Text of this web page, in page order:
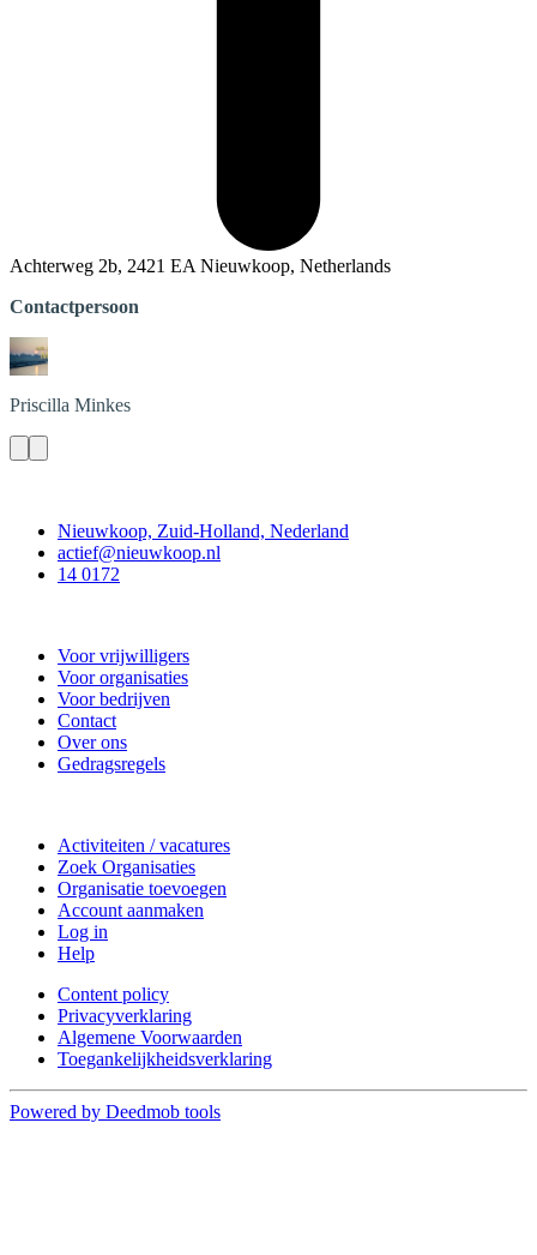
Achterweg 2b, 2421 EA Nieuwkoop, Netherlands
Contactpersoon
Priscilla Minkes
Nieuwkoop, Zuid-Holland, Nederland
actief@nieuwkoop.nl
14 0172
Voor vrijwilligers
Voor organisaties
Voor bedrijven
Contact
Over ons
Gedragsregels
Activiteiten / vacatures
Zoek Organisaties
Organisatie toevoegen
Account aanmaken
Log in
Help
Content policy
Privacyverklaring
Algemene Voorwaarden
Toegankelijkheidsverklaring
Powered by Deedmob tools